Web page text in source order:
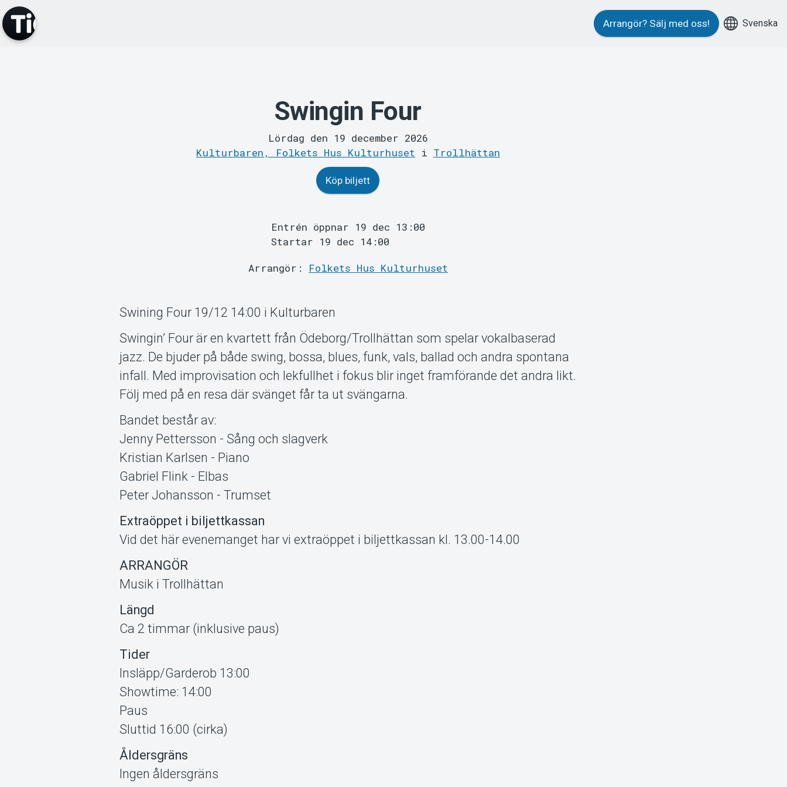
Arrangör? Sälj med oss! Svenska
Swingin Four
Lördag den 19 december 2026
Kulturbaren, Folkets Hus Kulturhuset i Trollhättan
Köp biljett
Entrén öppnar 19 dec 13:00
Startar 19 dec 14:00
Arrangör: Folkets Hus Kulturhuset
Swining Four 19/12 14:00 i Kulturbaren
Swingin’ Four är en kvartett från Ödeborg/Trollhättan som spelar vokalbaserad
jazz. De bjuder på både swing, bossa, blues, funk, vals, ballad och andra spontana
infall. Med improvisation och lekfullhet i fokus blir inget framförande det andra likt.
Följ med på en resa där svänget får ta ut svängarna.
Bandet består av:
Jenny Pettersson - Sång och slagverk
Kristian Karlsen - Piano
Gabriel Flink - Elbas
Peter Johansson - Trumset
Extraöppet i biljettkassan
Vid det här evenemanget har vi extraöppet i biljettkassan kl. 13.00-14.00
ARRANGÖR
Musik i Trollhättan
Längd
Ca 2 timmar (inklusive paus)
Tider
Insläpp/Garderob 13:00
Showtime: 14:00
Paus
Sluttid 16:00 (cirka)
Åldersgräns
Ingen åldersgräns